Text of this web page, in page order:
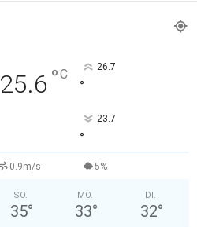
25.6 °C 26.7
°
23.7
°
0.9m/s 5%
SO.
35°
MO.
33°
DI.
32°